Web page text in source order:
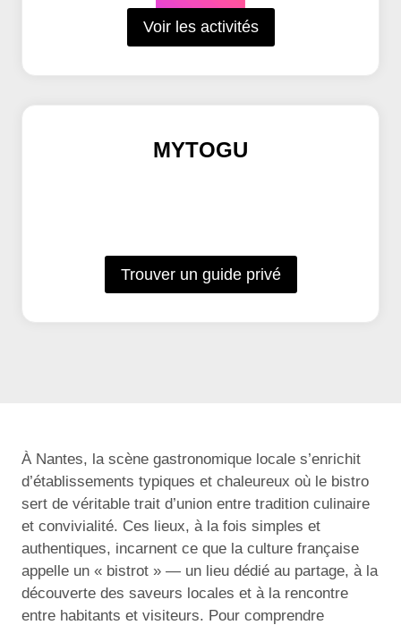
Voir les activités
MYTOGU
Trouver un guide privé
À Nantes, la scène gastronomique locale s’enrichit
d’établissements typiques et chaleureux où le bistro
sert de véritable trait d’union entre tradition culinaire
et convivialité. Ces lieux, à la fois simples et
authentiques, incarnent ce que la culture française
appelle un « bistrot » — un lieu dédié au partage, à la
découverte des saveurs locales et à la rencontre
entre habitants et visiteurs. Pour comprendre